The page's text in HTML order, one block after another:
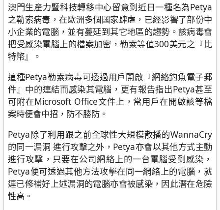
澳門生產力暨科技轉移中心留意到近日一種名為Petya
之勒索病毒，在歐洲多個國家肆虐，已經影響了部份中
小企業的電腦，並有蔓延到其它地區的趨勢。該病毒會
把受感染電腦上的檔案加密，勒索等值300美元之『比
特幣』。
這種Petya勒索病毒可透過用戶開啟『網絡釣魚電子郵
件』中的連結而感染其電腦，更有報告指出Petya甚至
可附在Microsoft Office文件上，當用戶在開啟該等檔
案時便會中招，防不勝防。
Petya除了利用跟之前全球性大規模散播的WannaCry
的同一漏洞 進行攻擊之外，Petya亦會以其他方式主動
進行攻擊，只要在公司網絡上的一台電腦受到感染，
Petya便可透過其他方法攻擊在同一網絡上的電腦，就
連已修補好上述漏洞的電腦亦會被感染，因此潛在危險
性高。